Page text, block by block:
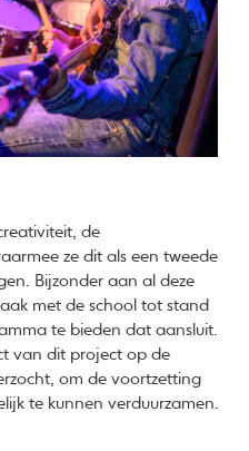
de
ze dit als een tweede
Bijzonder aan al deze
met de school tot stand
te bieden dat aansluit.
van dit project op de
om de voortzetting
te kunnen verduurzamen.